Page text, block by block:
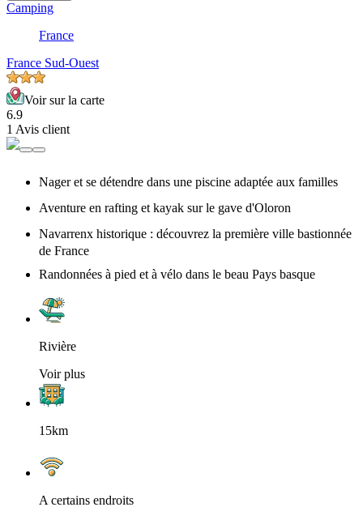
Camping
France
France Sud-Ouest
Voir sur la carte
6.9
1 Avis client
Nager et se détendre dans une piscine adaptée aux familles
Aventure en rafting et kayak sur le gave d'Oloron
Navarrenx historique : découvrez la première ville bastionnée
de France
Randonnées à pied et à vélo dans le beau Pays basque
Rivière
Voir plus
15km
A certains endroits